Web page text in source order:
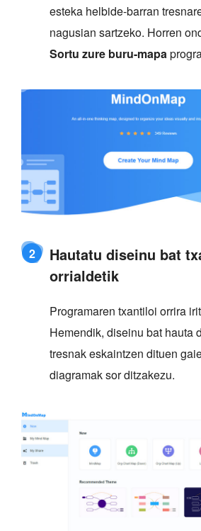
esteka helbide-barran
nagusian sartzeko. Horren
Sortu zure buru-mapa
2
Hautatu diseinu bat
orrialdetik
Programaren txantiloi orrira
Hemendik, diseinu bat hauta
tresnak eskaintzen dituen
diagramak sor ditzakezu.